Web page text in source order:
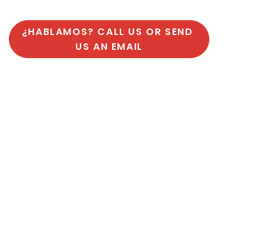
¿HABLAMOS? CALL US OR SEND
US AN EMAIL